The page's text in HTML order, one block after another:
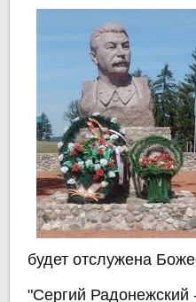
будет отслужена
"Сергий